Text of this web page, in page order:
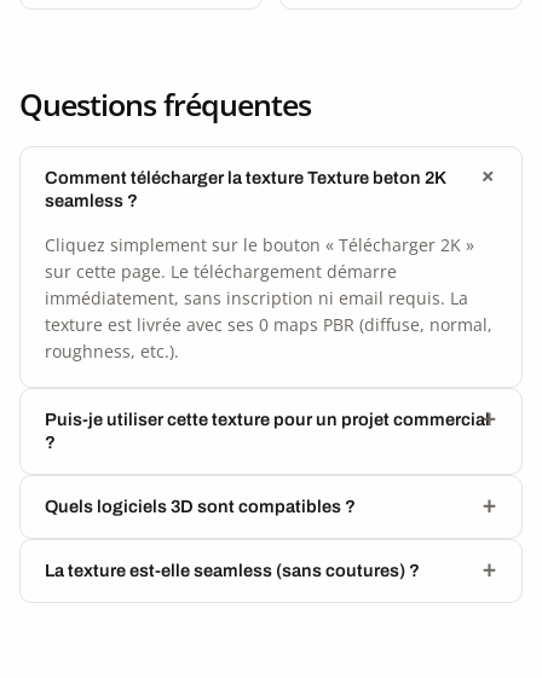
Questions fréquentes
Comment télécharger la texture Texture beton 2K
seamless ?
Cliquez simplement sur le bouton « Télécharger 2K »
sur cette page. Le téléchargement démarre
immédiatement, sans inscription ni email requis. La
texture est livrée avec ses 0 maps PBR (diffuse, normal,
roughness, etc.).
Puis-je utiliser cette texture pour un projet commercial
?
Quels logiciels 3D sont compatibles ?
La texture est-elle seamless (sans coutures) ?